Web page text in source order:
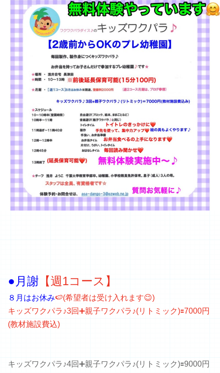
●月謝 【週1コース】
８月はお休み🍉(希望者は受け入れます😉)
キッズワクパラ♪3回➕親子ワクパラ♪(リトミック)🟰7000円
(教材施設費込)
キッズワクパラ♪4回➕親子ワクパラ♪(リトミック)🟰9000円